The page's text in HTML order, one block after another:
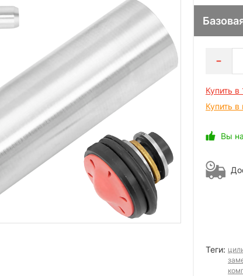
Купить в
Купить в
Вы
Теги: